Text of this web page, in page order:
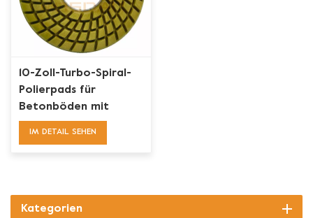
10-Zoll-Turbo-Spiral-
Polierpads für
Betonböden mit
Kunstharzbindung
IM DETAIL SEHEN
Kategorien